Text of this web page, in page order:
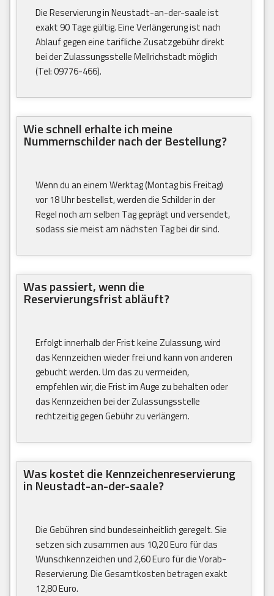
Die Reservierung in Neustadt-an-der-saale ist
exakt 90 Tage gültig. Eine Verlängerung ist nach
Ablauf gegen eine tarifliche Zusatzgebühr direkt
bei der Zulassungsstelle Mellrichstadt möglich
(Tel: 09776-466).
Wie schnell erhalte ich meine
Nummernschilder nach der Bestellung?
Wenn du an einem Werktag (Montag bis Freitag)
vor 18 Uhr bestellst, werden die Schilder in der
Regel noch am selben Tag geprägt und versendet,
sodass sie meist am nächsten Tag bei dir sind.
Was passiert, wenn die
Reservierungsfrist abläuft?
Erfolgt innerhalb der Frist keine Zulassung, wird
das Kennzeichen wieder frei und kann von anderen
gebucht werden. Um das zu vermeiden,
empfehlen wir, die Frist im Auge zu behalten oder
das Kennzeichen bei der Zulassungsstelle
rechtzeitig gegen Gebühr zu verlängern.
Was kostet die Kennzeichenreservierung
in Neustadt-an-der-saale?
Die Gebühren sind bundeseinheitlich geregelt. Sie
setzen sich zusammen aus 10,20 Euro für das
Wunschkennzeichen und 2,60 Euro für die Vorab-
Reservierung. Die Gesamtkosten betragen exakt
12,80 Euro.